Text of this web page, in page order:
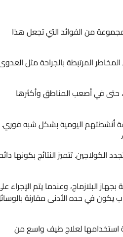
مجموعة من الفوائد التي تجعل هذا
المرتبطة بالجراحة مثل
حتى في أصعب المناطق وأكثرها
أنشطتهم اليومية بشكل شبه فوري.
تتميز النتائج بكونها
البلازماج، وعندما يتم الإجراء
يكون في حده الأدنى مقارنة
استخدامها لعلاج طيف واسع من